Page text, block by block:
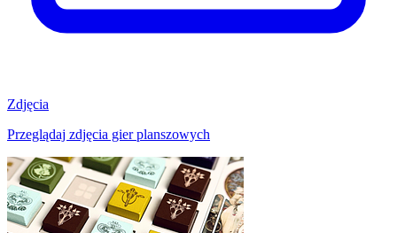
Zdjęcia
Przeglądaj zdjęcia gier planszowych